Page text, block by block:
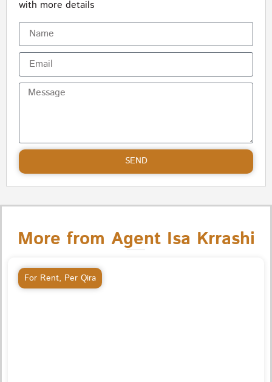
with more details
SEND
More from Agent Isa Krrashi
For Rent, Per Qira